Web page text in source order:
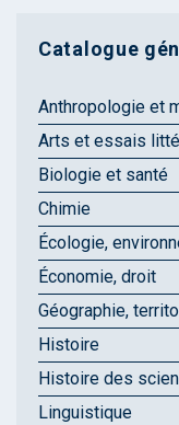
Catalogue
Anthropologie et
Arts et essais
Biologie et santé
Chimie
Écologie,
Économie, droit
Géographie,
Histoire
Histoire des
Linguistique